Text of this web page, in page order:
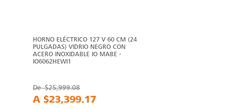
HORNO ELÉCTRICO 127 V 60 CM (24
PULGADAS) VIDRIO NEGRO CON
ACERO INOXIDABLE IO MABE -
IO6062HEWI1
De$25,999.08
A $23,399.17